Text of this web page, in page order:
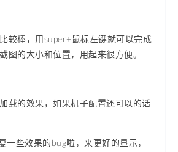
较棒，用super+鼠标左键就可以完成
图的大小和位置，用起来很方便。
载的效果，如果机子配置还可以的话
一些效果的bug啦，来更好的显示，